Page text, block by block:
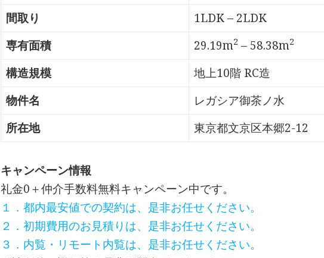
間取り
1LDK – 2LDK
専有面積
29.19m2 – 58.38m2
構造規模
地上10階 RC造
物件名
レガシア御茶ノ水
所在地
東京都文京区本郷2-12
キャンペーン情報
礼金0＋仲介手数料無料キャンペーン中です。
１．都内最安値での契約は、是非お任せください。
２．初期費用のお見積りは、是非お任せください。
３．内覧・リモート内覧は、是非お任せください。